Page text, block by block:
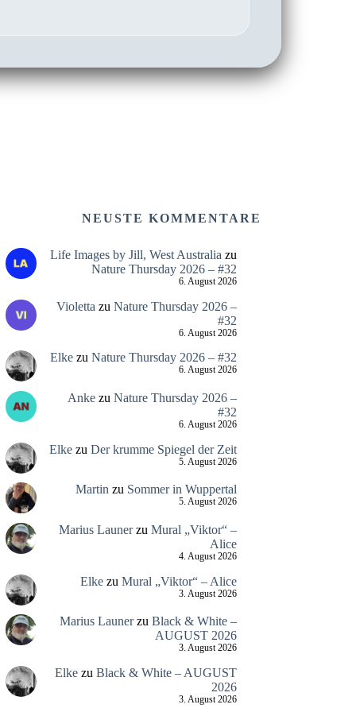
NEUSTE KOMMENTARE
Life Images by Jill, West Australia zu
Nature Thursday 2026 – #32
6. August 2026
Violetta zu Nature Thursday 2026 –
#32
6. August 2026
Elkezu Nature Thursday 2026 – #32
6. August 2026
Ankezu Nature Thursday 2026 –
#32
6. August 2026
Elkezu Der krumme Spiegel der Zeit
5. August 2026
Martinzu Sommer in Wuppertal
5. August 2026
Marius Launerzu Mural „Viktor“ –
Alice
4. August 2026
Elkezu Mural „Viktor“ – Alice
3. August 2026
Marius Launerzu Black & White –
AUGUST 2026
3. August 2026
Elkezu Black & White – AUGUST
2026
3. August 2026